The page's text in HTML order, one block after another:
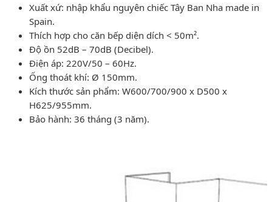
Xuất xứ: nhập khẩu nguyên chiếc Tây Ban Nha made in
Spain.
Thích hợp cho căn bếp diện dích < 50m².
Độ ồn 52dB – 70dB (Decibel).
Điện áp: 220V/50 – 60Hz.
Ống thoát khí: Ø 150mm.
Kích thước sản phẩm: W600/700/900 x D500 x
H625/955mm.
Bảo hành: 36 tháng (3 năm).